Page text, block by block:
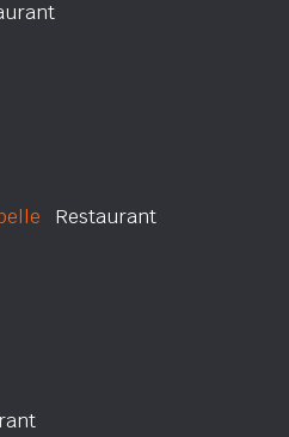
Restaurant